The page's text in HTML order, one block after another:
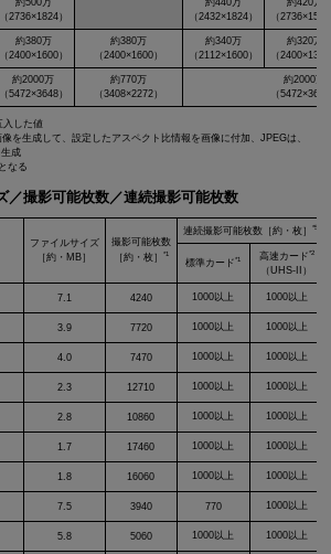
（2736×1824）
（2432×1824）
（
約380万
（2400×1600）
約380万
（2400×1600）
約340万
（2112×1600）
約320万
（
約2000万
（5472×3648）
約770万
（3408×2272）
約2000万
（
入した値
を生成して、設定したアスペクト比情報を画像に付加、JPEGは、
成
なる
／撮影可能枚数／連続撮影可能枚数
ファイルサイズ
［約・MB］
撮影可能枚数
［約・枚］
*1
連続撮影可能枚数［約・枚］ *5
標準カード*1 高速カード*2
（UHS-II）
7.1 4240 1000以上 1000以上
3.9 7720 1000以上 1000以上
4.0 7470 1000以上 1000以上
2.3 12710 1000以上 1000以上
2.8 10860 1000以上 1000以上
1.7 17460 1000以上 1000以上
1.8 16060 1000以上 1000以上
7.5 3940 770 1000以上
5.8 5060 1000以上 1000以上